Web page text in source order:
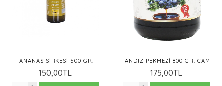
ANANAS SIRKESI 500 GR.
150,00TL
ANDIZ PEKMEZI 800 GR. CAM
175,00TL